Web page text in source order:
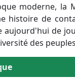
moderne, la
histoire de
aujourd'hui de
des